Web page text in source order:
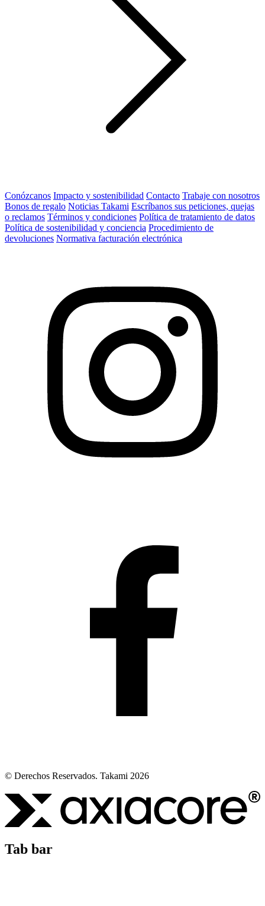
Conózcanos Impacto y sostenibilidad Contacto Trabaje con nosotros
Bonos de regalo Noticias Takami Escríbanos sus peticiones, quejas
o reclamos Términos y condiciones Política de tratamiento de datos
Política de sostenibilidad y conciencia Procedimiento de
devoluciones Normativa facturación electrónica
© Derechos Reservados. Takami 2026
Tab bar